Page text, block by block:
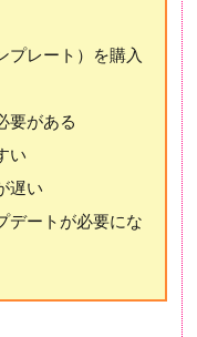
プレート）を購入
要がある
い
遅い
デートが必要にな